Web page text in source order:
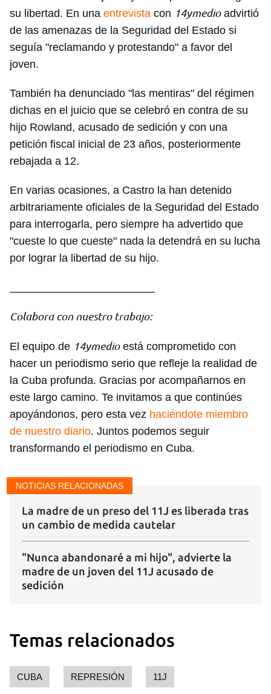
Para poder guardar como favorito, primero has de
iniciar sesión con tu cuenta de 14ymedio.
su libertad. En una entrevista con 14ymedioadvirtió
de las amenazas de la Seguridad del Estado si
seguía "reclamando y protestando" a favor del
joven.
También ha denunciado "las mentiras" del régimen
dichas en el juicio que se celebró en contra de su
hijo Rowland, acusado de sedición y con una
petición fiscal inicial de 23 años, posteriormente
rebajada a 12.
En varias ocasiones, a Castro la han detenido
arbitrariamente oficiales de la Seguridad del Estado
para interrogarla, pero siempre ha advertido que
"cueste lo que cueste" nada la detendrá en su lucha
por lograr la libertad de su hijo.
Colabora con nuestro trabajo:
El equipo de 14ymedioestá comprometido con
hacer un periodismo serio que refleje la realidad de
la Cuba profunda. Gracias por acompañarnos en
este largo camino. Te invitamos a que continúes
apoyándonos, pero esta vez haciéndote miembro
de nuestro diario. Juntos podemos seguir
transformando el periodismo en Cuba.
NOTICIAS RELACIONADAS
La madre de un preso del 11J es liberada tras
un cambio de medida cautelar
"Nunca abandonaré a mi hijo", advierte la
madre de un joven del 11J acusado de
sedición
Temas relacionados
CUBA REPRESIÓN 11J